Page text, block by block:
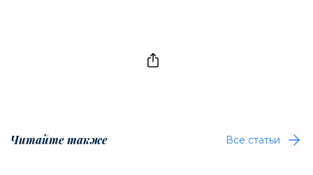
Читайте также Все статьи